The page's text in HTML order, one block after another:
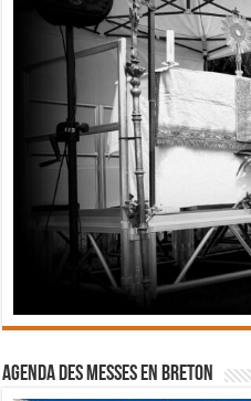
Agenda des messes en breton